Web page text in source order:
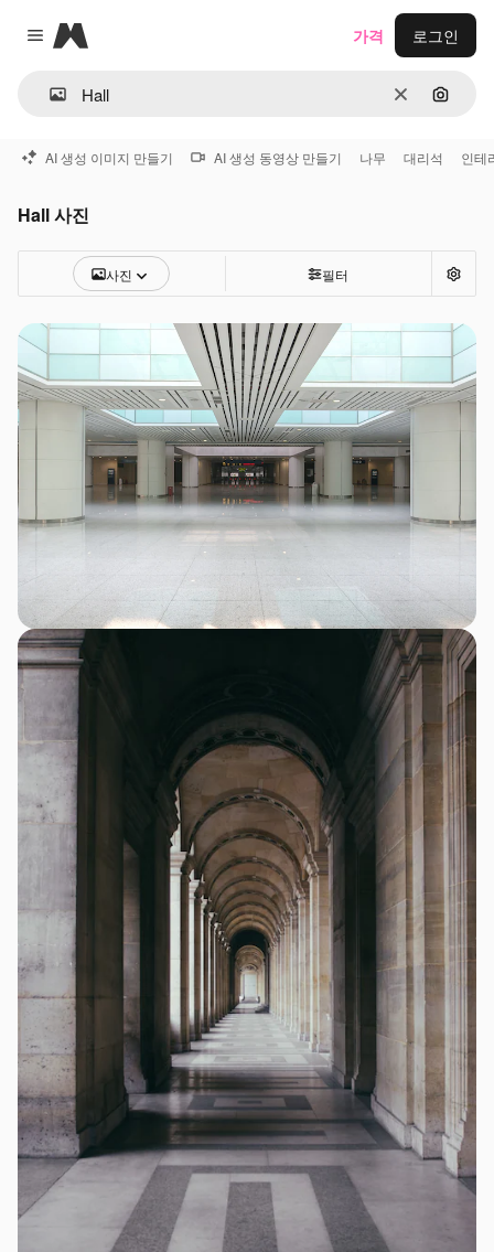
Close menu
Magnific
지우기이미지
가격 로그인
AI 생성 이미지 만들기 AI 생성 동영상 만들기 나무 대리석 인테
Hall 사진
사진 필터